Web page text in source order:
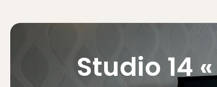
Studio 14